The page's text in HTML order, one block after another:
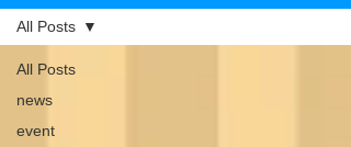
All Posts
news
event
All Posts